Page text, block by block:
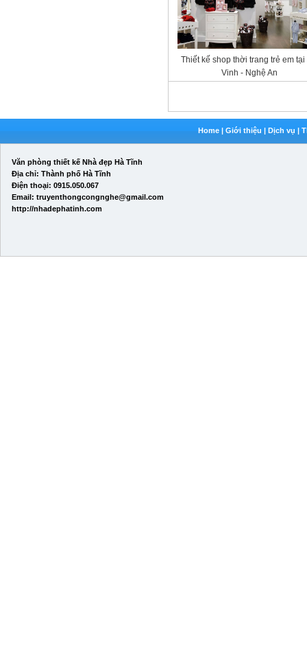
Thiết kế shop thời trang trẻ em tại
Vinh - Nghệ An
Home| Giới thiệu | Dịch vụ |
Văn phòng thiết kế Nhà đẹp Hà Tĩnh
Địa chỉ: Thành phố Hà Tĩnh
Điện thoại: 0915.050.067
Email: truyenthongcongnghe@gmail.com
http://nhadephatinh.com